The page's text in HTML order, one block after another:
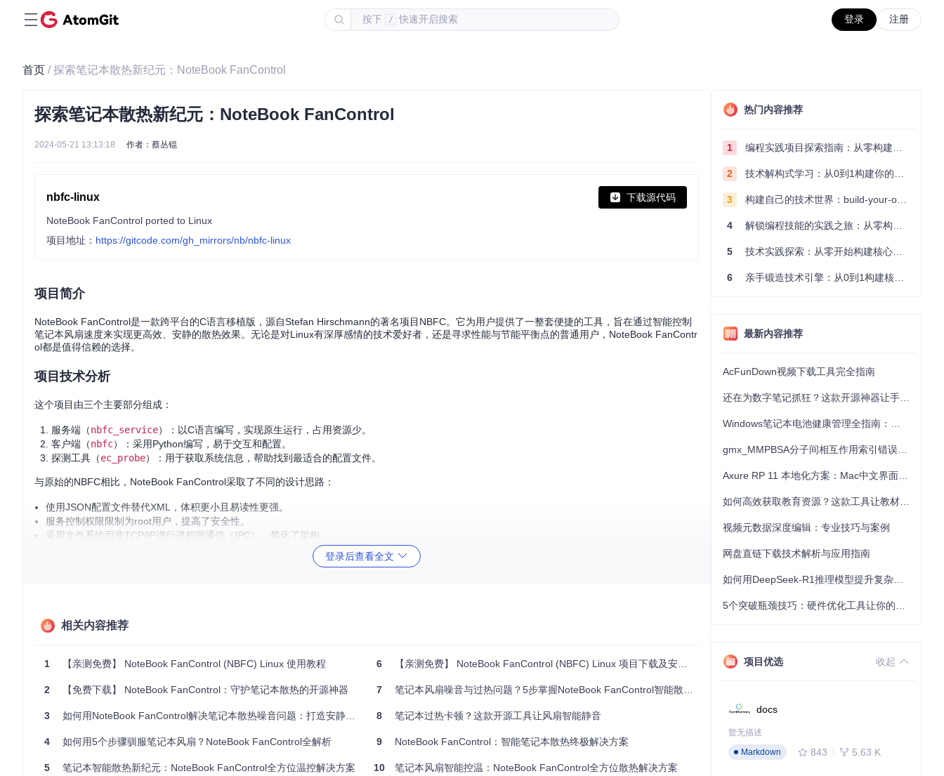
按下 / 快速开启搜索 登录 注册
首页 / 探索笔记本散热新纪元：NoteBook FanControl
探索笔记本散热新纪元：NoteBook FanControl
2024-05-21 13:13:18 作者：蔡丛锟
nbfc-linux 下载源代码
NoteBook FanControl ported to Linux
项目地址： https://gitcode.com/gh_mirrors/nb/nbfc-linux
项目简介
NoteBook FanControl是一款跨平台的C语言移植版，源自Stefan Hirschmann的著名项目NBFC。它为用户提供了一整套便捷的工具，旨在通过智能控制
笔记本风扇速度来实现更高效、安静的散热效果。无论是对Linux有深厚感情的技术爱好者，还是寻求性能与节能平衡点的普通用户，NoteBook FanContr
ol都是值得信赖的选择。
项目技术分析
这个项目由三个主要部分组成：
服务端（nbfc_service）：以C语言编写，实现原生运行，占用资源少。
客户端（nbfc）：采用Python编写，易于交互和配置。
探测工具（ec_probe）：用于获取系统信息，帮助找到最适合的配置文件。
与原始的NBFC相比，NoteBook FanControl采取了不同的设计思路：
使用JSON配置文件替代XML，体积更小且易读性更强。
服务控制权限限制为root用户，提高了安全性。
采用文件系统而非TCP/IP进行进程间通信（IPC），简化了架构。
笔记本过热，需要优化散热方案。
想要降低风扇噪音，提高工作环境舒适度。
在Arch Linux上，可以通过AUR或PKGBUILD安装；在Nix环境中，也有多种安装方式支持。首次运行时，程序会自动寻找适合您设备的配置文件，确保快
速上手。
项目特点
跨平台兼容：不仅限于Windows，也支持Linux环境，适应不同用户群体。
直观的配置管理：使用JSON格式，易于理解和修改。
登录后查看全文
相关内容推荐
1 【亲测免费】 NoteBook FanControl (NBFC) Linux 使用教程
2 【免费下载】 NoteBook FanControl：守护笔记本散热的开源神器
3 如何用NoteBook FanControl解决笔记本散热噪音问题：打造安静高效的移动办公环境
4 如何用5个步骤驯服笔记本风扇？NoteBook FanControl全解析
5 笔记本智能散热新纪元：NoteBook FanControl全方位温控解决方案
6 【亲测免费】 NoteBook FanControl (NBFC) Linux 项目下载及安装教程
7 笔记本风扇噪音与过热问题？5步掌握NoteBook FanControl智能散热方案
8 笔记本过热卡顿？这款开源工具让风扇智能静音
9 NoteBook FanControl：智能笔记本散热终极解决方案
10 笔记本风扇智能控温：NoteBook FanControl全方位散热解决方案
热门内容推荐
1 编程实践项目探索指南：从零构建技术能力体系
2 技术解构式学习：从0到1构建你的编程知识体系
3 构建自己的技术世界：build-your-own-x项目的实践探索指南
4 解锁编程技能的实践之旅：从零构建你的技术世界
5 技术实践探索：从零开始构建核心系统的实践指南
6 亲手锻造技术引擎：从0到1构建核心系统的实践指南
最新内容推荐
AcFunDown视频下载工具完全指南
视频元数据深度编辑：专业技巧与案例
网盘直链下载技术解析与应用指南
项目优选 收起
docs
暂无描述
Markdown
843 5.63 K